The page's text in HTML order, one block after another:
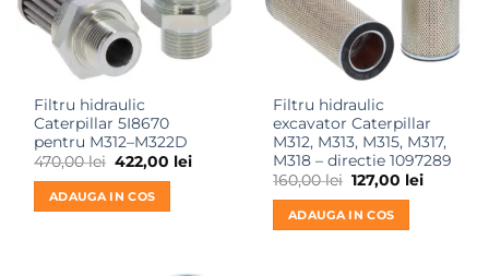
Filtru hidraulic
Caterpillar 5I8670
pentru M312–M322D
470,00lei Prețul
inițial
a
fost:
470,00 lei.
422,00 leiPrețul
ADAUGA IN COS
Filtru hidraulic
excavator Caterpillar
M312, M313, M315, M317,
M318 – directie 1097289
160,00lei Prețul
inițial
a
fost:
160,00 lei.
127,00 leiPrețul
ADAUGA IN COS